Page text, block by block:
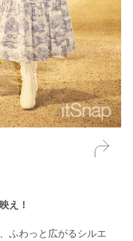
え！
ふわっと広がるシルエ